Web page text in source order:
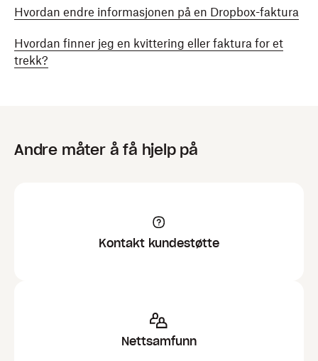
Hvordan endre informasjonen på en Dropbox-faktura
Hvordan finner jeg en kvittering eller faktura for et
trekk?
Andre måter å få hjelp på
Kontakt kundestøtte
Nettsamfunn